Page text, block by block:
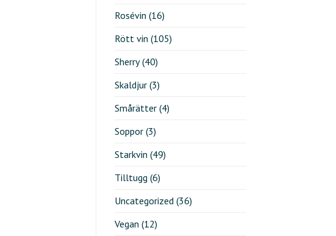
Rosévin (16)
Rött vin (105)
Sherry(40)
Skaldjur(3)
Smårätter(4)
Soppor(3)
Starkvin (49)
Tilltugg (6)
Uncategorized(36)
Vegan (12)